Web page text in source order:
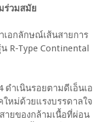
ร่วมสมัย
เอกลักษณ์เส้นสายการ
R-Type Continental
ดำเนินรอยตามดีเอ็นเอ
หม่ด้วยแรงบรรดาลใจ
ายของกล้ามเนื้อที่ผ่อน